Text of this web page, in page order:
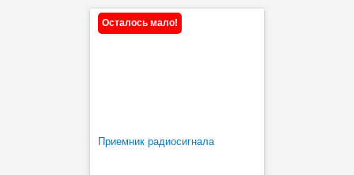
Осталось мало!
Приемник радиосигнала